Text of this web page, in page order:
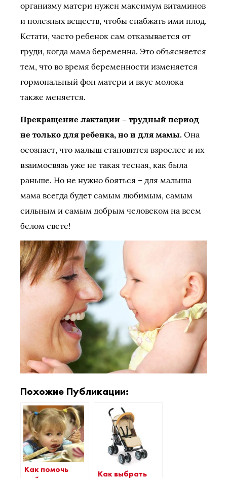
организму матери нужен максимум витаминов
и полезных веществ, чтобы снабжать ими плод.
Кстати, часто ребенок сам отказывается от
груди, когда мама беременна. Это объясняется
тем, что во время беременности изменяется
гормональный фон матери и вкус молока
также меняется.
Прекращение лактации – трудный период
не только для ребенка, но и для мамы. Она
осознает, что малыш становится взрослее и их
взаимосвязь уже не такая тесная, как была
раньше. Но не нужно бояться – для малыша
мама всегда будет самым любимым, самым
сильным и самым добрым человеком на всем
белом свете!
Похожие Публикации:
Как помочь
Как выбрать